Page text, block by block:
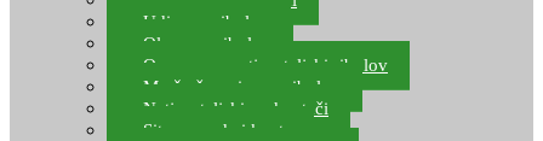
Udice za ribolov
Olovo za ribolov
Oprema za natjecateljski ribolov
Mreže čuvarice za ribolov
Natjecateljski podmetači
Sito, posude i kante